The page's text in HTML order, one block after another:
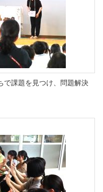
で課題を見つけ、問題解決